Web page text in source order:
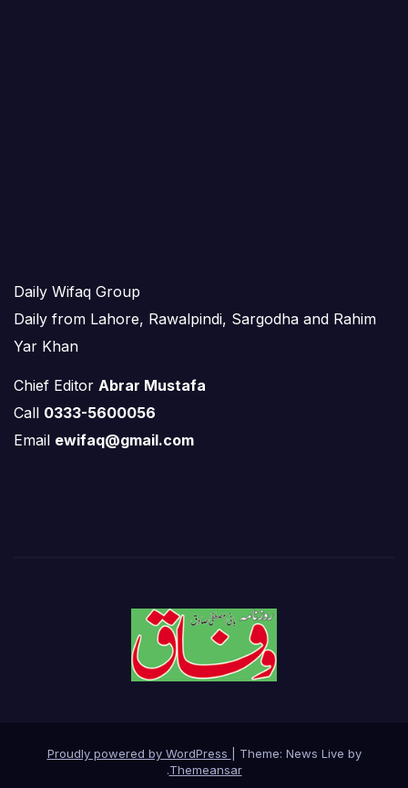
Daily Wifaq Group
Daily from Lahore, Rawalpindi, Sargodha and Rahim
Yar Khan
Chief Editor Abrar Mustafa
Call 0333-5600056
Email ewifaq@gmail.com
Proudly powered by WordPress
Theme: News Live by
Themeansar
.